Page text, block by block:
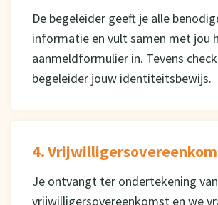
De begeleider geeft je alle
informatie en vult samen met jou
aanmeldformulier in. Tevens
begeleider jouw identiteitsbewijs.
4.
Je ontvangt ter ondertekening
vrijwilligersovereenkomst en we